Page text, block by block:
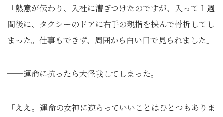
「熱意が伝わり、入社に漕ぎつけたのですが、入って１週
間後に、タクシーのドアに右手の親指を挟んで骨折してし
まった。仕事もできず、周囲から白い目で見られました」
──運命に抗ったら大怪我してしまった。
「ええ。運命の女神に逆らっていいことはひとつもありま